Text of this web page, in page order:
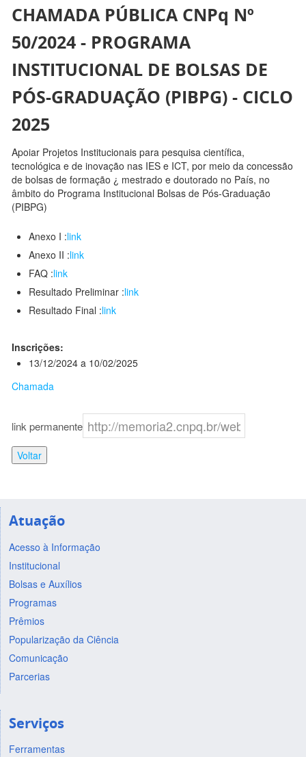
CHAMADA PÚBLICA CNPq Nº
50/2024 - PROGRAMA
INSTITUCIONAL DE BOLSAS DE
PÓS-GRADUAÇÃO (PIBPG) - CICLO
2025
Apoiar Projetos Institucionais para pesquisa científica,
tecnológica e de inovação nas IES e ICT, por meio da concessão
de bolsas de formação ¿ mestrado e doutorado no País, no
âmbito do Programa Institucional Bolsas de Pós-Graduação
(PIBPG)
Anexo I :link
Anexo II :link
FAQ :link
Resultado Preliminar :link
Resultado Final :link
Inscrições:
13/12/2024 a 10/02/2025
Chamada
link permanente
Voltar
Atuação
Acesso à Informação
Institucional
Bolsas e Auxílios
Programas
Prêmios
Popularização da Ciência
Comunicação
Parcerias
Serviços
Ferramentas